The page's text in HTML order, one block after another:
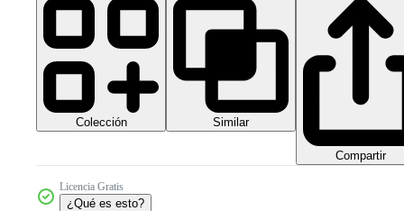
Colección Similar
Compartir
Licencia Gratis
¿Qué es esto?